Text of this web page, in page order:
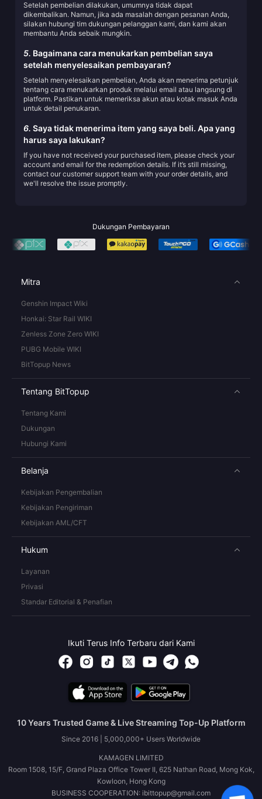
Setelah pembelian dilakukan, umumnya tidak dapat
dikembalikan. Namun, jika ada masalah dengan pesanan Anda,
silakan hubungi tim dukungan pelanggan kami, dan kami akan
membantu Anda sebaik mungkin.
5. Bagaimana cara menukarkan pembelian saya
setelah menyelesaikan pembayaran?
Setelah menyelesaikan pembelian, Anda akan menerima petunjuk
tentang cara menukarkan produk melalui email atau langsung di
platform. Pastikan untuk memeriksa akun atau kotak masuk Anda
untuk detail penukaran.
6. Saya tidak menerima item yang saya beli. Apa yang
harus saya lakukan?
If you have not received your purchased item, please check your
account and email for the redemption details. If it’s still missing,
contact our customer support team with your order details, and
we'll resolve the issue promptly.
Dukungan Pembayaran
Mitra
Genshin Impact Wiki
Honkai: Star Rail WIKI
Zenless Zone Zero WIKI
PUBG Mobile WIKI
BitTopup News
Tentang BitTopup
Tentang Kami
Dukungan
Hubungi Kami
Belanja
Kebijakan Pengembalian
Kebijakan Pengiriman
Kebijakan AML/CFT
Hukum
Layanan
Privasi
Standar Editorial & Penafian
Ikuti Terus Info Terbaru dari Kami
10 Years Trusted Game & Live Streaming Top-Up Platform
Since 2016 | 5,000,000+ Users Worldwide
KAMAGEN LIMITED
Room 1508, 15/F, Grand Plaza Office Tower II, 625 Nathan Road, Mong Kok,
Kowloon, Hong Kong
BUSINESS COOPERATION: ibittopup@gmail.com